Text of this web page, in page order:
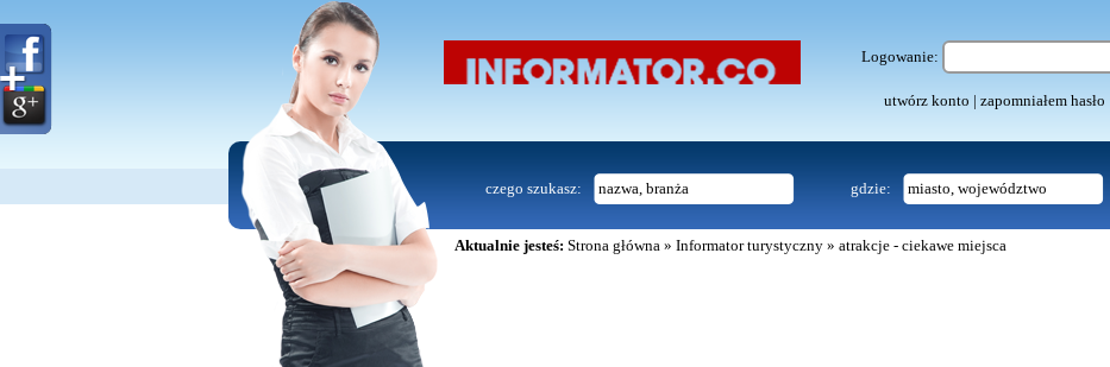
Logowanie:
utwórz konto | zapomniałem hasło
czego szukasz: gdzie:
Aktualnie jesteś: Strona główna» Informator turystyczny » atrakcje - ciekawe miejsca